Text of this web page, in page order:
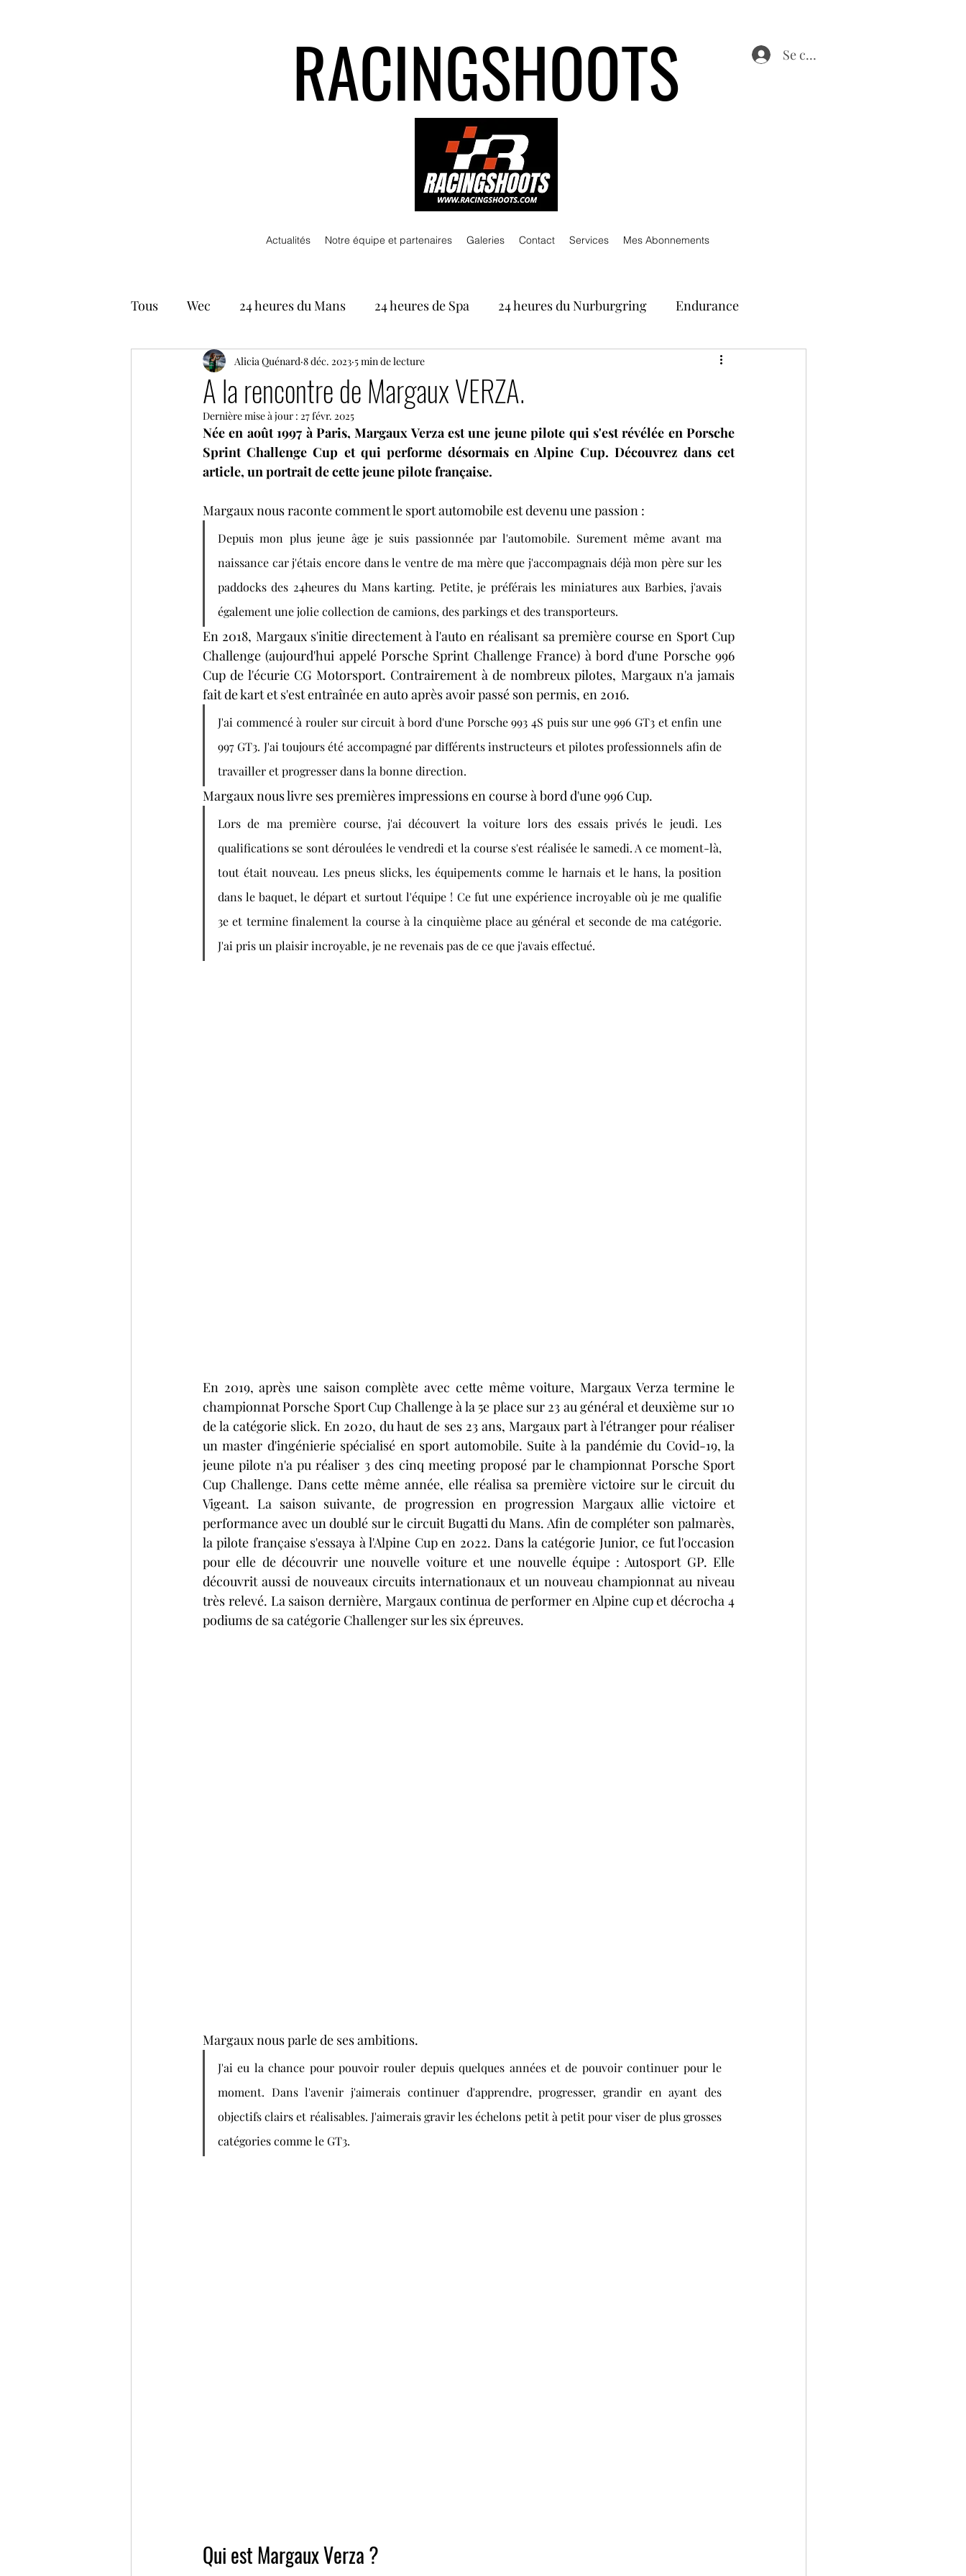
RACINGSHOOTS
Actualités Notre équipe et partenaires Galeries Contact Services Mes Abonnements
Se connecter
Tous Wec 24 heures du Mans 24 heures de Spa 24 heures du Nurburgring Endurance
F1 Moto GP 24 heures du Mans motos Divers
Coupe de France des circuits Histoire
GP historique de Monaco Coupes de Pâques Nogaro
GT World Challenge Lamborghini Super Trofeo Open Formula Series 2 tours d'horloge
A la rencontre de Margaux VERZA.
Alicia Quénard 8 déc. 2023 5 min de lecture
Dernière mise à jour : 27 févr. 2025
Née en août 1997 à Paris, Margaux Verza est une jeune pilote qui s'est révélée en Porsche
Sprint Challenge Cup et qui performe désormais en Alpine Cup. Découvrez dans cet
article, un portrait de cette jeune pilote française.
Margaux nous raconte comment le sport automobile est devenu une passion :
Depuis mon plus jeune âge je suis passionnée par l'automobile. Surement même avant ma
naissance car j'étais encore dans le ventre de ma mère que j'accompagnais déjà mon père sur les
paddocks des 24heures du Mans karting. Petite, je préférais les miniatures aux Barbies, j'avais
également une jolie collection de camions, des parkings et des transporteurs.
En 2018, Margaux s'initie directement à l'auto en réalisant sa première course en Sport Cup
Challenge (aujourd'hui appelé Porsche Sprint Challenge France) à bord d'une Porsche 996
Cup de l'écurie CG Motorsport. Contrairement à de nombreux pilotes, Margaux n'a jamais
fait de kart et s'est entraînée en auto après avoir passé son permis, en 2016.
J'ai commencé à rouler sur circuit à bord d'une Porsche 993 4S puis sur une 996 GT3 et enfin une
997 GT3. J'ai toujours été accompagné par différents instructeurs et pilotes professionnels afin de
travailler et progresser dans la bonne direction.
Margaux nous livre ses premières impressions en course à bord d'une 996 Cup.
Lors de ma première course, j'ai découvert la voiture lors des essais privés le jeudi. Les
qualifications se sont déroulées le vendredi et la course s'est réalisée le samedi. A ce moment-là,
tout était nouveau. Les pneus slicks, les équipements comme le harnais et le hans, la position
dans le baquet, le départ et surtout l'équipe ! Ce fut une expérience incroyable où je me qualifie
3e et termine finalement la course à la cinquième place au général et seconde de ma catégorie.
J'ai pris un plaisir incroyable, je ne revenais pas de ce que j'avais effectué.
En 2019, après une saison complète avec cette même voiture, Margaux Verza termine le
championnat Porsche Sport Cup Challenge à la 5e place sur 23 au général et deuxième sur 10
de la catégorie slick. En 2020, du haut de ses 23 ans, Margaux part à l'étranger pour réaliser
un master d'ingénierie spécialisé en sport automobile. Suite à la pandémie du Covid-19, la
jeune pilote n'a pu réaliser 3 des cinq meeting proposé par le championnat Porsche Sport
Cup Challenge. Dans cette même année, elle réalisa sa première victoire sur le circuit du
Vigeant. La saison suivante, de progression en progression Margaux allie victoire et
performance avec un doublé sur le circuit Bugatti du Mans. Afin de compléter son palmarès,
la pilote française s'essaya à l'Alpine Cup en 2022. Dans la catégorie Junior, ce fut l'occasion
pour elle de découvrir une nouvelle voiture et une nouvelle équipe : Autosport GP. Elle
découvrit aussi de nouveaux circuits internationaux et un nouveau championnat au niveau
très relevé. La saison dernière, Margaux continua de performer en Alpine cup et décrocha 4
podiums de sa catégorie Challenger sur les six épreuves.
Margaux nous parle de ses ambitions.
J'ai eu la chance pour pouvoir rouler depuis quelques années et de pouvoir continuer pour le
moment. Dans l'avenir j'aimerais continuer d'apprendre, progresser, grandir en ayant des
objectifs clairs et réalisables. J'aimerais gravir les échelons petit à petit pour viser de plus grosses
catégories comme le GT3.
Qui est Margaux Verza ?